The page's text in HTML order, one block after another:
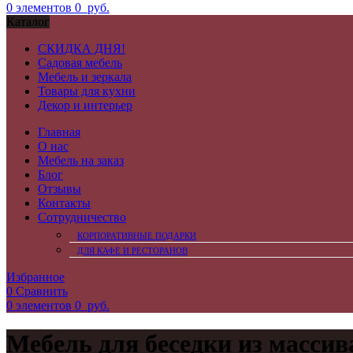
0 элементов 0 руб.
Каталог
СКИДКА ДНЯ!
Садовая мебель
Мебель и зеркала
Товары для кухни
Декор и интерьер
Главная
О нас
Мебель на заказ
Блог
Отзывы
Контакты
Сотрудничество
КОРПОРАТИВНЫЕ ПОДАРКИ
ДЛЯ КАФЕ И РЕСТОРАНОВ
Избранное
0 Сравнить
0 элементов 0 руб.
Мебель для беседки из